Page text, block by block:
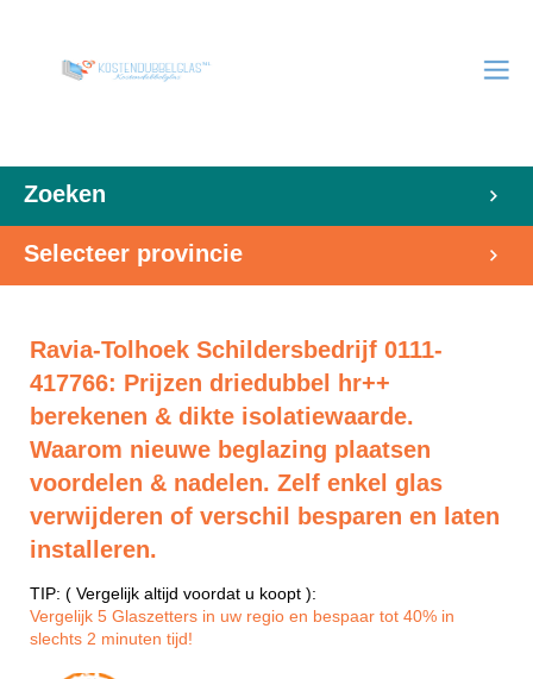
Zoeken
Selecteer provincie
Ravia-Tolhoek Schildersbedrijf 0111-
417766: Prijzen driedubbel hr++
berekenen & dikte isolatiewaarde.
Waarom nieuwe beglazing plaatsen
voordelen & nadelen. Zelf enkel glas
verwijderen of verschil besparen en laten
installeren.
TIP: ( Vergelijk altijd voordat u koopt ):
Vergelijk 5 Glaszetters in uw regio en bespaar tot 40% in
slechts 2 minuten tijd!